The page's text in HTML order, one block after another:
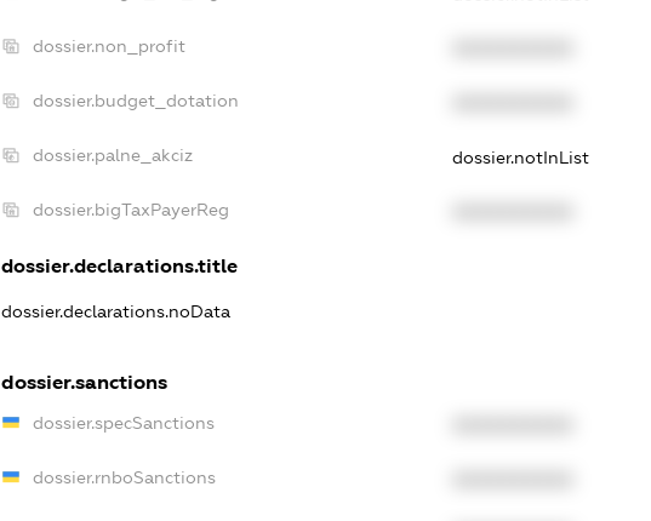
dossier.non_profit
dossier.budget_dotation
dossier.palne_akciz dossier.notInList
dossier.bigTaxPayerReg
dossier.declarations.title
dossier.declarations.noData
dossier.sanctions
dossier.specSanctions
dossier.rnboSanctions